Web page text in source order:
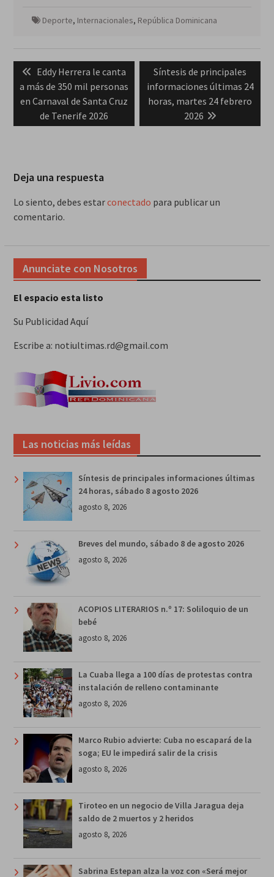
Deporte, Internacionales, República Dominicana
de
entradas
Previous
post:
Eddy Herrera le canta
a más de 350 mil personas
en Carnaval de Santa Cruz
de Tenerife 2026
Next
post:
Síntesis de principales
informaciones últimas 24
horas, martes 24 febrero
2026
Deja una respuesta
Lo siento, debes estarconectado para publicar un
comentario.
Anunciate con Nosotros
El espacio esta listo
Su Publicidad Aquí
Escribe a: notiultimas.rd@gmail.com
Las noticias más leídas
Síntesis de principales informaciones últimas
24 horas, sábado 8 agosto 2026
agosto 8, 2026
Breves del mundo, sábado 8 de agosto 2026
agosto 8, 2026
ACOPIOS LITERARIOS n.º 17: Soliloquio de un
bebé
agosto 8, 2026
La Cuaba llega a 100 días de protestas contra
instalación de relleno contaminante
agosto 8, 2026
Marco Rubio advierte: Cuba no escapará de la
soga; EU le impedirá salir de la crisis
agosto 8, 2026
Tiroteo en un negocio de Villa Jaragua deja
saldo de 2 muertos y 2 heridos
agosto 8, 2026
Sabrina Estepan alza la voz con «Será mejor